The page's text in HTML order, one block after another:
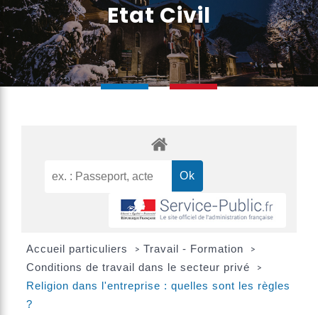
Etat Civil
Accueil particuliers > Travail - Formation >
Conditions de travail dans le secteur privé >
Religion dans l'entreprise : quelles sont les règles
?